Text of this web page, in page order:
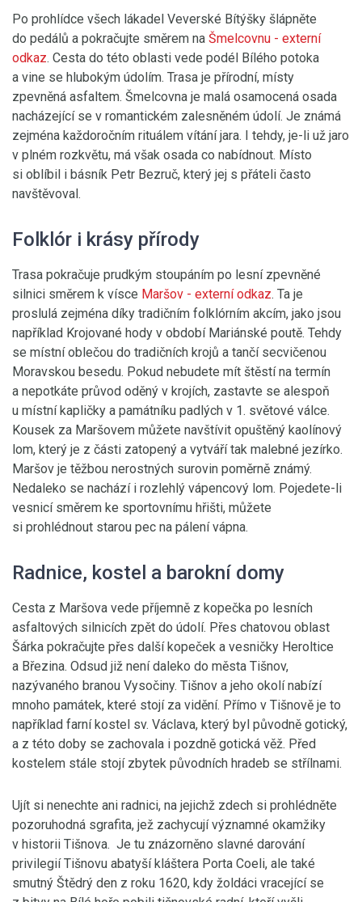
Po prohlídce všech lákadel Veverské Bítýšky šlápněte
do pedálů a pokračujte směrem na Šmelcovnu - externí
odkaz. Cesta do této oblasti vede podél Bílého potoka
a vine se hlubokým údolím. Trasa je přírodní, místy
zpevněná asfaltem. Šmelcovna je malá osamocená osada
nacházející se v romantickém zalesněném údolí. Je známá
zejména každoročním rituálem vítání jara. I tehdy, je-li už jaro
v plném rozkvětu, má však osada co nabídnout. Místo
si oblíbil i básník Petr Bezruč, který jej s přáteli často
navštěvoval.
Folklór i krásy přírody
Trasa pokračuje prudkým stoupáním po lesní zpevněné
silnici směrem k vísce Maršov - externí odkaz. Ta je
proslulá zejména díky tradičním folklórním akcím, jako jsou
například Krojované hody v období Mariánské poutě. Tehdy
se místní oblečou do tradičních krojů a tančí secvičenou
Moravskou besedu. Pokud nebudete mít štěstí na termín
a nepotkáte průvod oděný v krojích, zastavte se alespoň
u místní kapličky a památníku padlých v 1. světové válce.
Kousek za Maršovem můžete navštívit opuštěný kaolínový
lom, který je z části zatopený a vytváří tak malebné jezírko.
Maršov je těžbou nerostných surovin poměrně známý.
Nedaleko se nachází i rozlehlý vápencový lom. Pojedete-li
vesnicí směrem ke sportovnímu hřišti, můžete
si prohlédnout starou pec na pálení vápna.
Radnice, kostel a barokní domy
Cesta z Maršova vede příjemně z kopečka po lesních
asfaltových silnicích zpět do údolí. Přes chatovou oblast
Šárka pokračujte přes další kopeček a vesničky Heroltice
a Březina. Odsud již není daleko do města Tišnov,
nazývaného branou Vysočiny. Tišnov a jeho okolí nabízí
mnoho památek, které stojí za vidění. Přímo v Tišnově je to
například farní kostel sv. Václava, který byl původně gotický,
a z této doby se zachovala i pozdně gotická věž. Před
kostelem stále stojí zbytek původních hradeb se střílnami.
Ujít si nenechte ani radnici, na jejichž zdech si prohlédněte
pozoruhodná sgrafita, jež zachycují významné okamžiky
v historii Tišnova. Je tu znázorněno slavné darování
privilegií Tišnovu abatyší kláštera Porta Coeli, ale také
smutný Štědrý den z roku 1620, kdy žoldáci vracející se